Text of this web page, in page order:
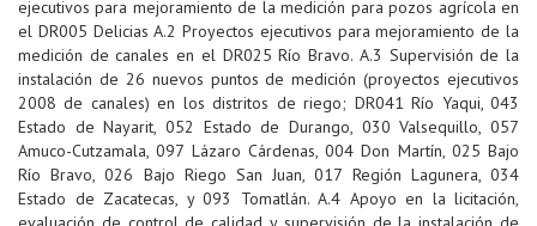
ejecutivos para mejoramiento de la medición para pozos agrícola en
el DR005 Delicias A.2 Proyectos ejecutivos para mejoramiento de la
medición de canales en el DR025 Río Bravo. A.3 Supervisión de la
instalación de 26 nuevos puntos de medición (proyectos ejecutivos
2008 de canales) en los distritos de riego; DR041 Río Yaqui, 043
Estado de Nayarit, 052 Estado de Durango, 030 Valsequillo, 057
Amuco-Cutzamala, 097 Lázaro Cárdenas, 004 Don Martín, 025 Bajo
Río Bravo, 026 Bajo Riego San Juan, 017 Región Lagunera, 034
Estado de Zacatecas, y 093 Tomatlán. A.4 Apoyo en la licitación,